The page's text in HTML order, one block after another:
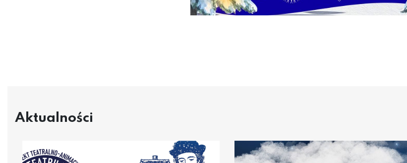
Aktualności